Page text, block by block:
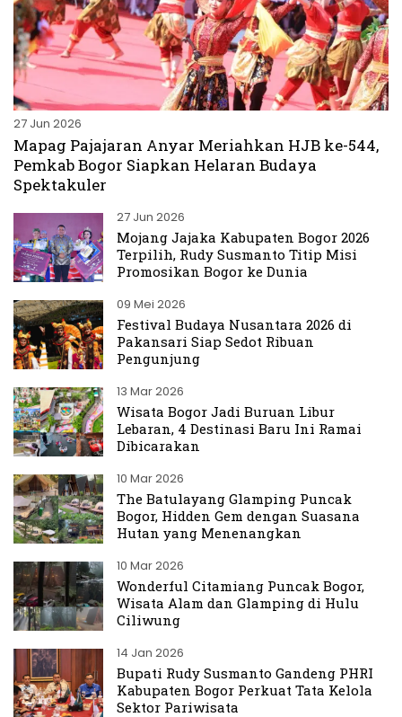
27 Jun 2026
Mapag Pajajaran Anyar Meriahkan HJB ke-544,
Pemkab Bogor Siapkan Helaran Budaya
Spektakuler
27 Jun 2026
Mojang Jajaka Kabupaten Bogor 2026
Terpilih, Rudy Susmanto Titip Misi
Promosikan Bogor ke Dunia
09 Mei 2026
Festival Budaya Nusantara 2026 di
Pakansari Siap Sedot Ribuan
Pengunjung
13 Mar 2026
Wisata Bogor Jadi Buruan Libur
Lebaran, 4 Destinasi Baru Ini Ramai
Dibicarakan
10 Mar 2026
The Batulayang Glamping Puncak
Bogor, Hidden Gem dengan Suasana
Hutan yang Menenangkan
10 Mar 2026
Wonderful Citamiang Puncak Bogor,
Wisata Alam dan Glamping di Hulu
Ciliwung
14 Jan 2026
Bupati Rudy Susmanto Gandeng PHRI
Kabupaten Bogor Perkuat Tata Kelola
Sektor Pariwisata